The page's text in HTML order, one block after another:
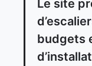
Le site
budgets